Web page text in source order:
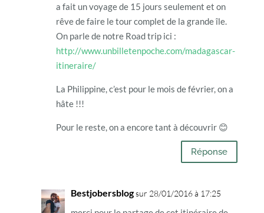
a fait un voyage de 15 jours seulement et on
rêve de faire le tour complet de la grande île.
On parle de notre Road trip ici :
http://www.unbilletenpoche.com/madagascar-
itineraire/
La Philippine, c’est pour le mois de février, on a
hâte !!!
Pour le reste, on a encore tant à découvrir 😊
Réponse
Bestjobersblogsur 28/01/2016 à 17:25